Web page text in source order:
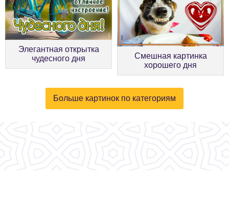
Элегантная открытка
чудесного дня
Смешная картинка
хорошего дня
Больше картинок по категориям